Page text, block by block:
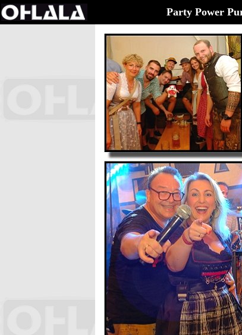
Party Power